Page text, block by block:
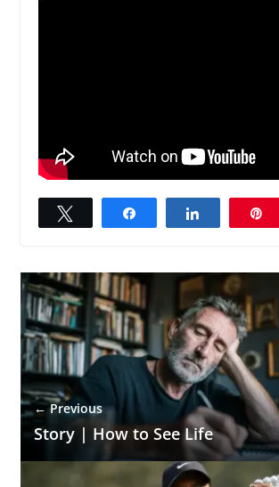
Compartilhar Compartilhar
← Previous
Story | How to See Life